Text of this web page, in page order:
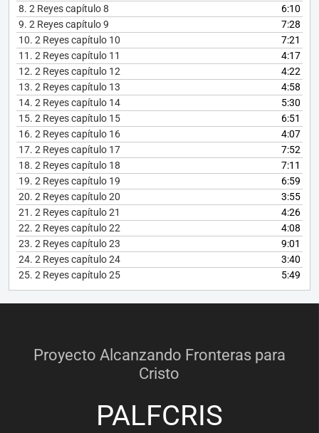
8. 2 Reyes capítulo 8
6:10
9. 2 Reyes capítulo 9
7:28
10. 2 Reyes capítulo 10
7:21
11. 2 Reyes capítulo 11
4:17
12. 2 Reyes capítulo 12
4:22
13. 2 Reyes capítulo 13
4:58
14. 2 Reyes capítulo 14
5:30
15. 2 Reyes capítulo 15
6:51
16. 2 Reyes capítulo 16
4:07
17. 2 Reyes capítulo 17
7:52
18. 2 Reyes capítulo 18
7:11
19. 2 Reyes capítulo 19
6:59
20. 2 Reyes capítulo 20
3:55
21. 2 Reyes capítulo 21
4:26
22. 2 Reyes capítulo 22
4:08
23. 2 Reyes capítulo 23
9:01
24. 2 Reyes capítulo 24
3:40
25. 2 Reyes capítulo 25 5:49
Proyecto Alcanzando Fronteras para
Cristo
PALFCRIS